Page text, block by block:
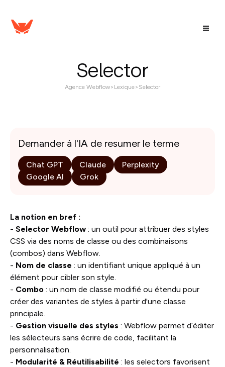
Selector
Agence Webflow> Lexique> Selector
Demander à l'IA de resumer le terme
Chat GPT Claude
Perplexity
Google AI
Grok
La notion en bref :
- Selector Webflow : un outil pour attribuer des styles
CSS via des noms de classe ou des combinaisons
(combos) dans Webflow.
- Nom de classe : un identifiant unique appliqué à un
élément pour cibler son style.
- Combo : un nom de classe modifié ou étendu pour
créer des variantes de styles à partir d'une classe
principale.
- Gestion visuelle des styles : Webflow permet d’éditer
les sélecteurs sans écrire de code, facilitant la
personnalisation.
- Modularité & Réutilisabilité : les selectors favorisent